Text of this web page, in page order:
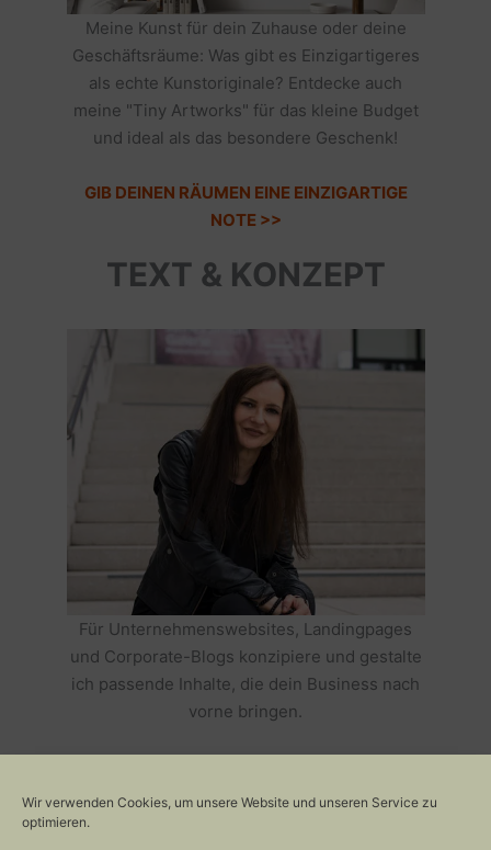
Wir verwenden Cookies, um unsere Website und unseren Service zu
optimieren.
Meine Kunst für dein Zuhause oder deine
Geschäftsräume: Was gibt es Einzigartigeres
als echte Kunstoriginale? Entdecke auch
meine "Tiny Artworks" für das kleine Budget
und ideal als das besondere Geschenk!
GIB DEINEN RÄUMEN EINE EINZIGARTIGE
NOTE >>
TEXT & KONZEPT
Für Unternehmenswebsites, Landingpages
und Corporate-Blogs konzipiere und gestalte
ich passende Inhalte, die dein Business nach
vorne bringen.
ERFOLGREICH MACHEN >>